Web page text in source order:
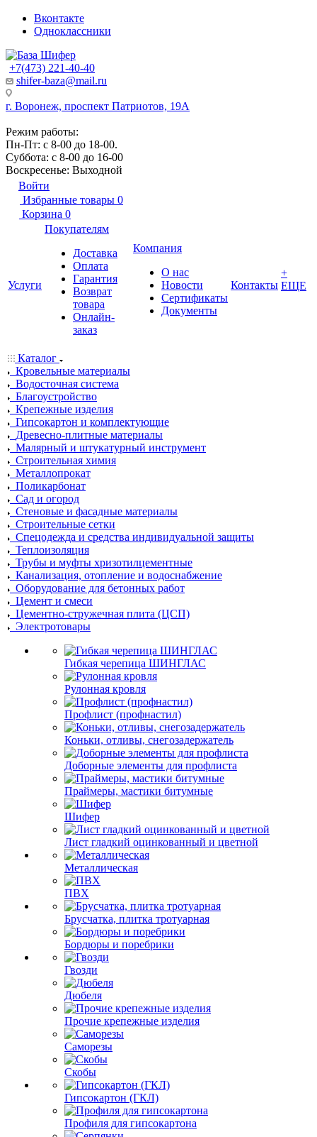
Вконтакте
Одноклассники
+7(473) 221-40-40
shifer-baza@mail.ru
г. Воронеж, проспект Патриотов, 19А
Режим работы:
Пн-Пт: с 8-00 до 18-00.
Суббота: с 8-00 до 16-00
Воскресенье: Выходной
Войти
Избранные товары 0
Корзина 0
Услуги
Покупателям
Доставка
Оплата
Гарантия
Возврат
товара
Онлайн-
заказ
Компания
О нас
Новости
Сертификаты
Документы
Контакты
+
ЕЩЕ
Каталог
Кровельные материалы
Водосточная система
Благоустройство
Крепежные изделия
Гипсокартон и комплектующие
Древесно-плитные материалы
Малярный и штукатурный инструмент
Строительная химия
Металлопрокат
Поликарбонат
Сад и огород
Стеновые и фасадные материалы
Строительные сетки
Спецодежда и средства индивидуальной защиты
Теплоизоляция
Трубы и муфты хризотилцементные
Канализация, отопление и водоснабжение
Оборудование для бетонных работ
Цемент и смеси
Цементно-стружечная плита (ЦСП)
Электротовары
Гибкая черепица ШИНГЛАС
Рулонная кровля
Профлист (профнастил)
Коньки, отливы, снегозадержатель
Доборные элементы для профлиста
Праймеры, мастики битумные
Шифер
Лист гладкий оцинкованный и цветной
Металлическая
ПВХ
Брусчатка, плитка тротуарная
Бордюры и поребрики
Гвозди
Дюбеля
Прочие крепежные изделия
Саморезы
Скобы
Гипсокартон (ГКЛ)
Профиля для гипсокартона